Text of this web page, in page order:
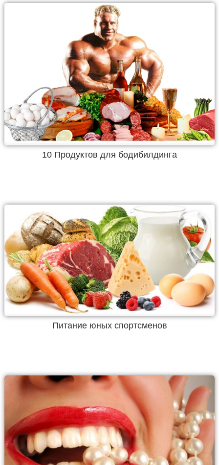
10 Продуктов для бодибилдинга
Питание юных спортсменов